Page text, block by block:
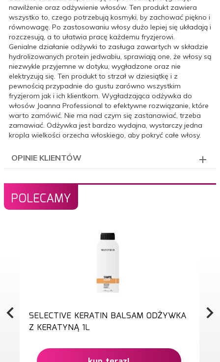
nawilżenie oraz odżywienie włosów. Ten produkt zawiera
wszystko to, czego potrzebują kosmyki, by zachować piękno i
równowagę. Po zastosowaniu włosy dużo lepiej się układają i
rozczesują, a to ułatwia pracę każdemu fryzjerowi.
Genialne działanie odżywki to zasługa zawartych w składzie
hydrolizowanych protein jedwabiu, sprawiają one, że włosy są
niezwykle przyjemne w dotyku, wygładzone oraz nie
elektryzują się. Ten produkt to strzał w dziesiątkę i z
pewnością przypadnie do gustu zarówno wszystkim
fryzjerom jak i ich klientkom. Wygładzająca odżywka do
włosów Joanna Professional to efektywne rozwiązanie, które
warto zamówić. Nie ma nad czym się zastanawiać, trzeba
zamawiać. Odżywka jest bardzo wydajna, wystarczy jedna
kropla wielkości orzecha włoskiego, aby pokryć całe włosy.
OPINIE KLIENTÓW
POLECAMY
SELECTIVE KERATIN BALSAM ODŻYWKA
Z KERATYNĄ 1L